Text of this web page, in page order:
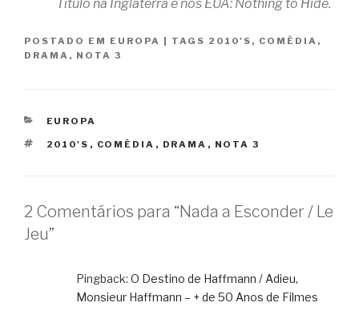
Título na Inglaterra e nos EUA: Nothing to Hide.
POSTADO EM EUROPA TAGS 2010'S , COMÉDIA ,
DRAMA , NOTA 3
CATEGORIAS
EUROPA
TAGS
2010'S , COMÉDIA , DRAMA , NOTA 3
2 Comentários para “Nada a Esconder / Le
Jeu”
Pingback: O Destino de Haffmann / Adieu,
Monsieur Haffmann – + de 50 Anos de Filmes